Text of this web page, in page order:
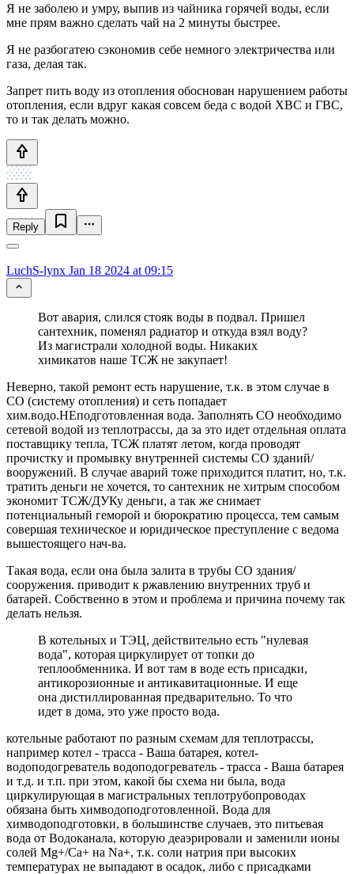
Я не заболею и умру, выпив из чайника горячей воды, если
мне прям важно сделать чай на 2 минуты быстрее.
Я не разбогатею сэкономив себе немного электричества или
газа, делая так.
Запрет пить воду из отопления обоснован нарушением работы
отопления, если вдруг какая совсем беда с водой ХВС и ГВС,
то и так делать можно.
Reply
LuchS-lynx Jan 18 2024 at 09:15
Вот авария, слился стояк воды в подвал. Пришел
сантехник, поменял радиатор и откуда взял воду?
Из магистрали холодной воды. Никаких
химикатов наше ТСЖ не закупает!
Неверно, такой ремонт есть нарушение, т.к. в этом случае в
СО (систему отопления) и сеть попадает
хим.водо.НЕподготовленная вода. Заполнять СО необходимо
сетевой водой из теплотрассы, да за это идет отдельная оплата
поставщику тепла, ТСЖ платят летом, когда проводят
прочистку и промывку внутренней системы СО зданий/
вооружений. В случае аварий тоже приходится платит, но, т.к.
тратить деньги не хочется, то сантехник не хитрым способом
экономит ТСЖ/ДУКу деньги, а так же снимает
потенциальный геморой и бюрократию процесса, тем самым
совершая техническое и юридическое преступление с ведома
вышестоящего нач-ва.
Такая вода, если она была залита в трубы СО здания/
сооружения. приводит к ржавлению внутренних труб и
батарей. Собственно в этом и проблема и причина почему так
делать нельзя.
В котельных и ТЭЦ, действительно есть "нулевая
вода", которая циркулирует от топки до
теплообменника. И вот там в воде есть присадки,
антикорозионные и антикавитационные. И еще
она дистиллированная предварительно. То что
идет в дома, это уже просто вода.
котельные работают по разным схемам для теплотрассы,
например котел - трасса - Ваша батарея, котел-
водоподогреватель водоподогреватель - трасса - Ваша батарея
и т.д. и т.п. при этом, какой бы схема ни была, вода
циркулирующая в магистральных теплотрубопроводах
обязана быть химводоподготовленной. Вода для
химводоподготовки, в большинстве случаев, это питьевая
вода от Водоканала, которую деаэрировали и заменили ионы
солей Mg+/Ca+ на Na+, т.к. соли натрия при высоких
температурах не выпадают в осадок, либо с присадками